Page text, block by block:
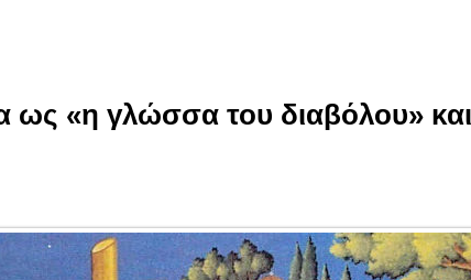
«η γλώσσα του διαβόλου»